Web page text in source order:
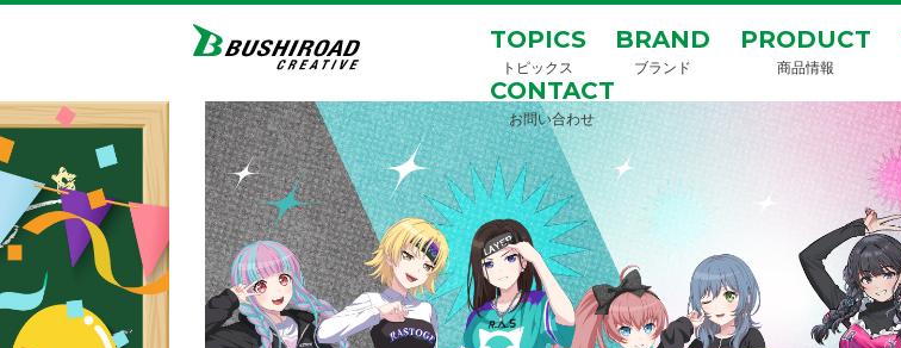
TOPICS
トピックス
BRAND
ブランド
PRODUCT
商品情報
CONTACT
お問い合わせ